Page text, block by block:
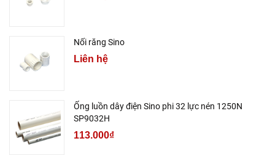
Nối răng Sino
Liên hệ
Ống luồn dây điện Sino phi 32 lực nén 1250N
SP9032H
113.000₫